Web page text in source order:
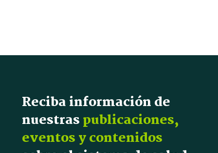
Reciba información de
nuestraspublicaciones,
eventos y contenidos